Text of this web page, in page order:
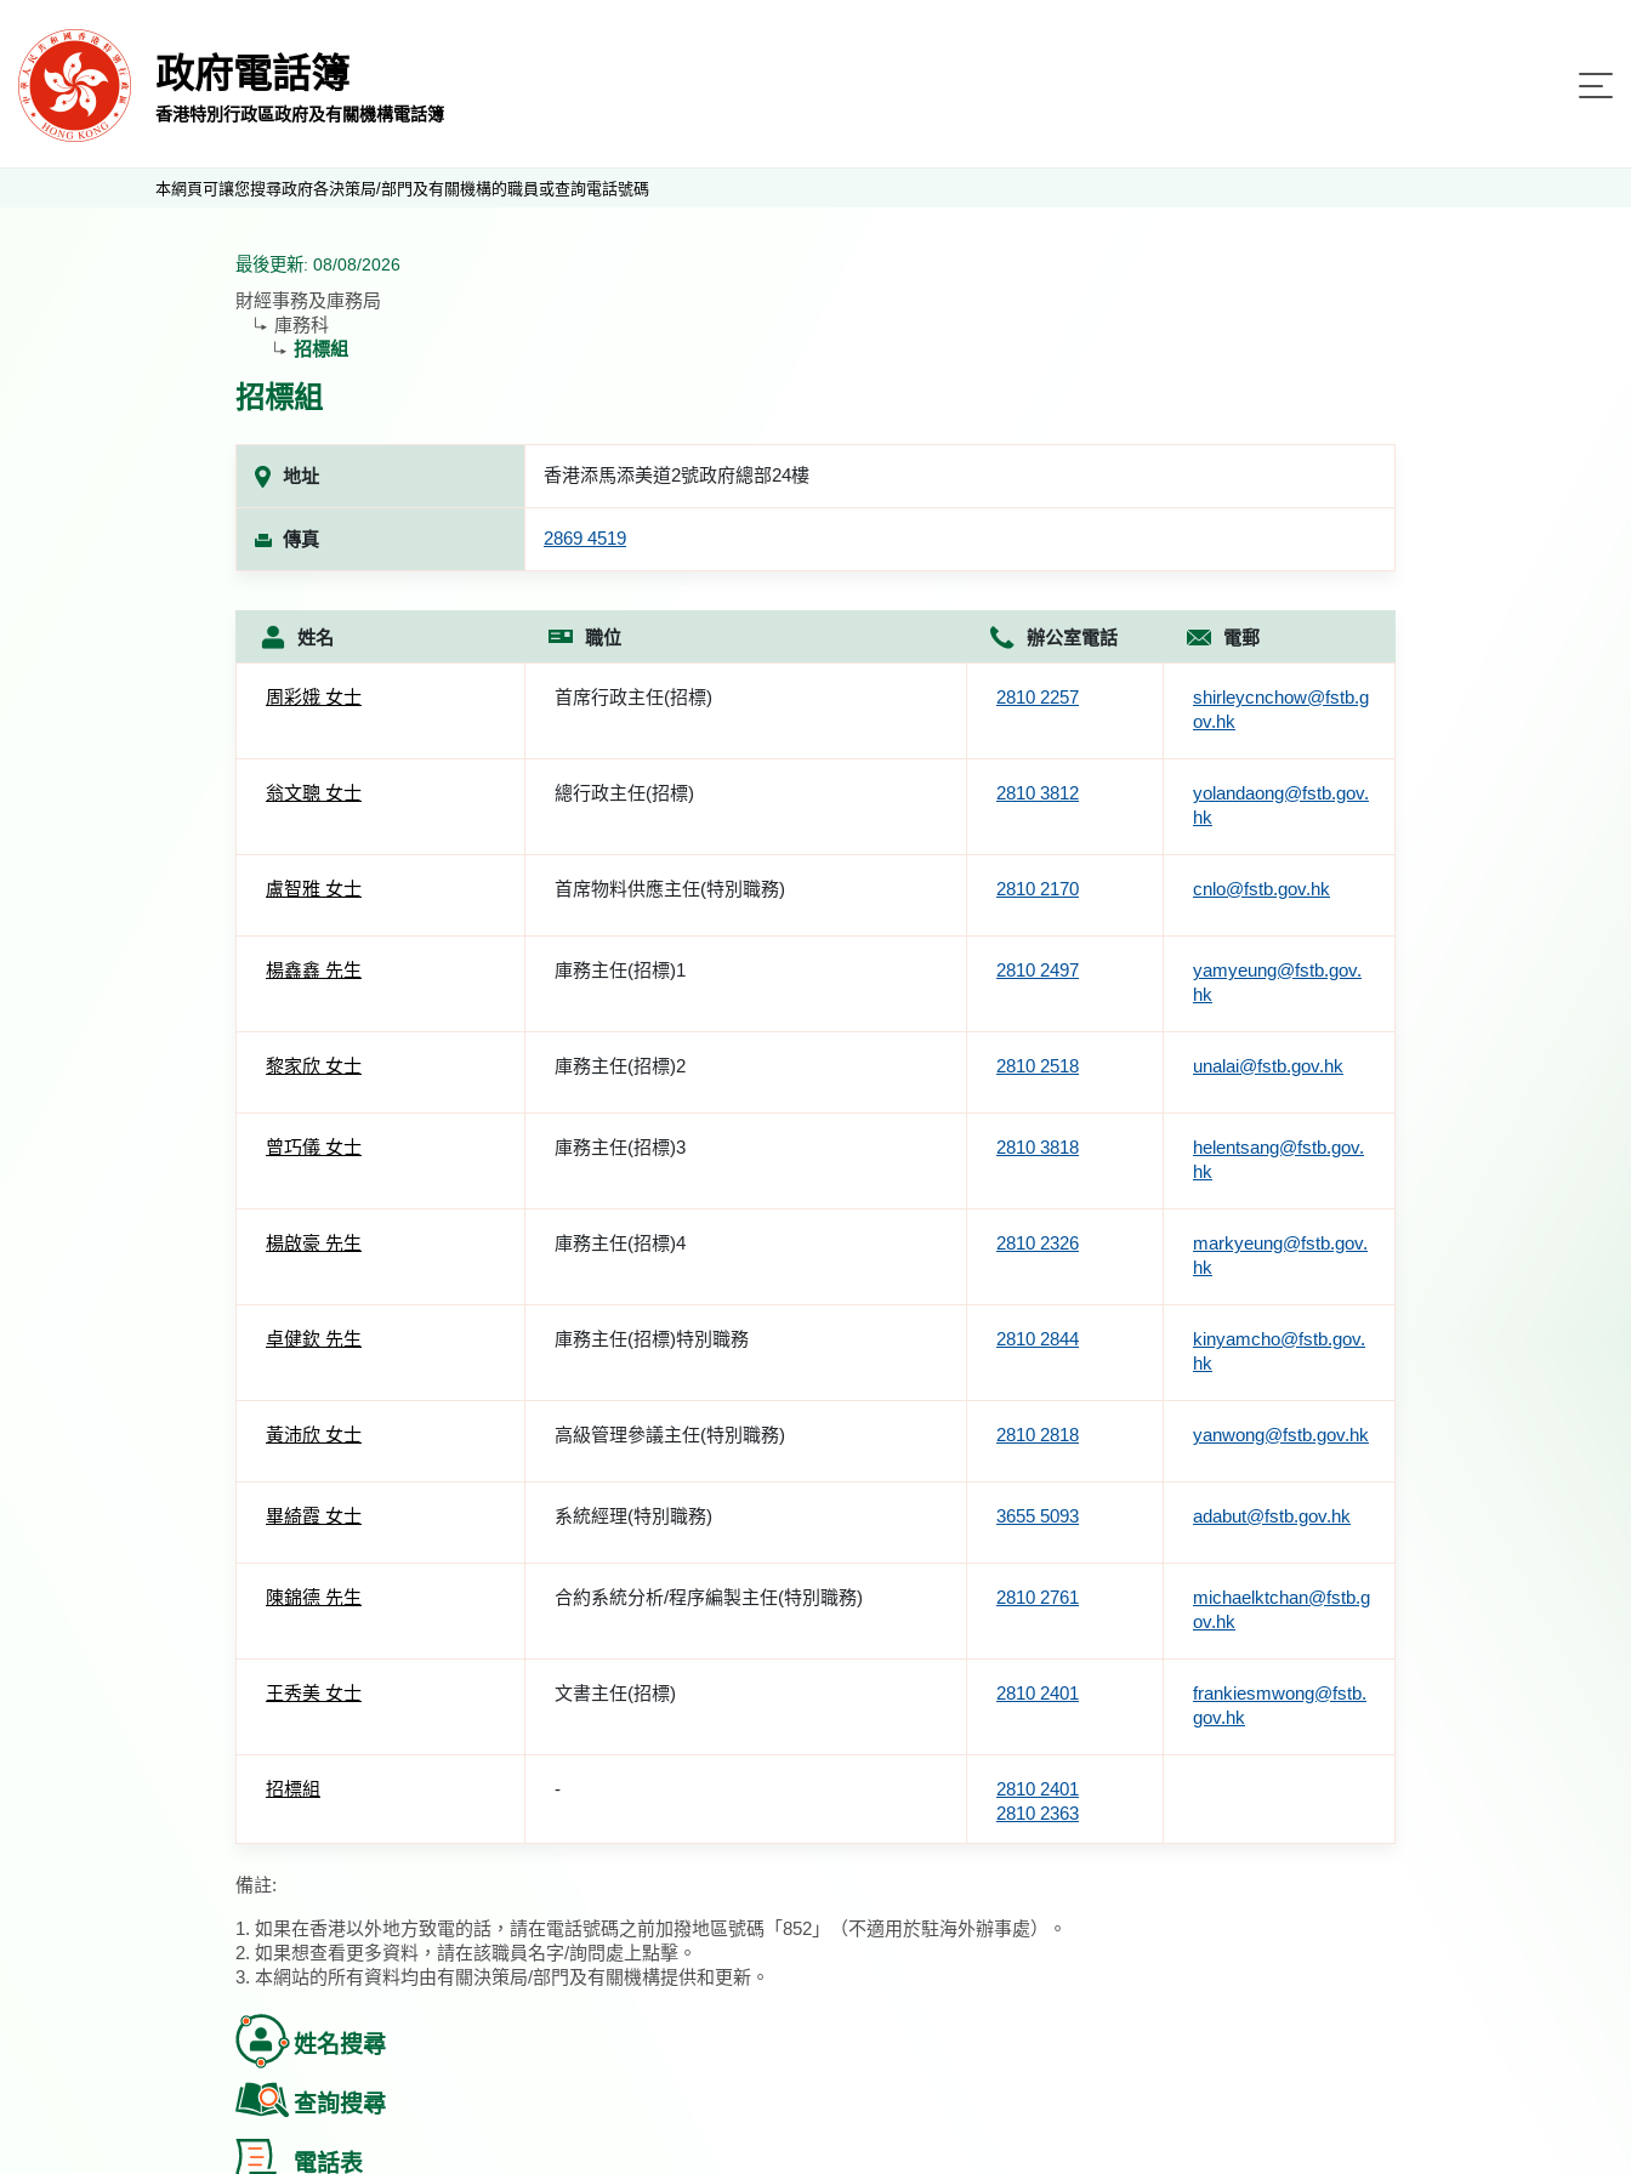
政府電話簿
香港特別行政區政府及有關機構電話簿
本網頁可讓您搜尋政府各決策局/部門及有關機構的職員或查詢電話號碼
最後更新: 08/08/2026
財經事務及庫務局
庫務科
招標組
招標組
地址 香港添馬添美道2號政府總部24樓
傳真 2869 4519
姓名 職位 辦公室電話 電郵
周彩娥 女士 首席行政主任(招標) 2810 2257
shirleycnchow@fstb.g
ov.hk
翁文聰 女士 總行政主任(招標) 2810 3812
yolandaong@fstb.gov.
hk
盧智雅 女士 首席物料供應主任(特別職務) 2810 2170 cnlo@fstb.gov.hk
楊鑫鑫 先生 庫務主任(招標)1 2810 2497
yamyeung@fstb.gov.
hk
黎家欣 女士 庫務主任(招標)2 2810 2518 unalai@fstb.gov.hk
曾巧儀 女士 庫務主任(招標)3 2810 3818
helentsang@fstb.gov.
hk
楊啟豪 先生 庫務主任(招標)4 2810 2326
markyeung@fstb.gov.
hk
卓健欽 先生 庫務主任(招標)特別職務 2810 2844
kinyamcho@fstb.gov.
hk
黃沛欣 女士 高級管理參議主任(特別職務) 2810 2818 yanwong@fstb.gov.hk
畢綺霞 女士 系統經理(特別職務) 3655 5093 adabut@fstb.gov.hk
陳錦德 先生 合約系統分析/程序編製主任(特別職務) 2810 2761
michaelktchan@fstb.g
ov.hk
王秀美 女士 文書主任(招標) 2810 2401
frankiesmwong@fstb.
gov.hk
招標組 -
2810 2401
2810 2363
備註:
1. 如果在香港以外地方致電的話，請在電話號碼之前加撥地區號碼「852」（不適用於駐海外辦事處）。
2. 如果想查看更多資料，請在該職員名字/詢問處上點擊。
3. 本網站的所有資料均由有關決策局/部門及有關機構提供和更新。
姓名搜尋
查詢搜尋
電話表